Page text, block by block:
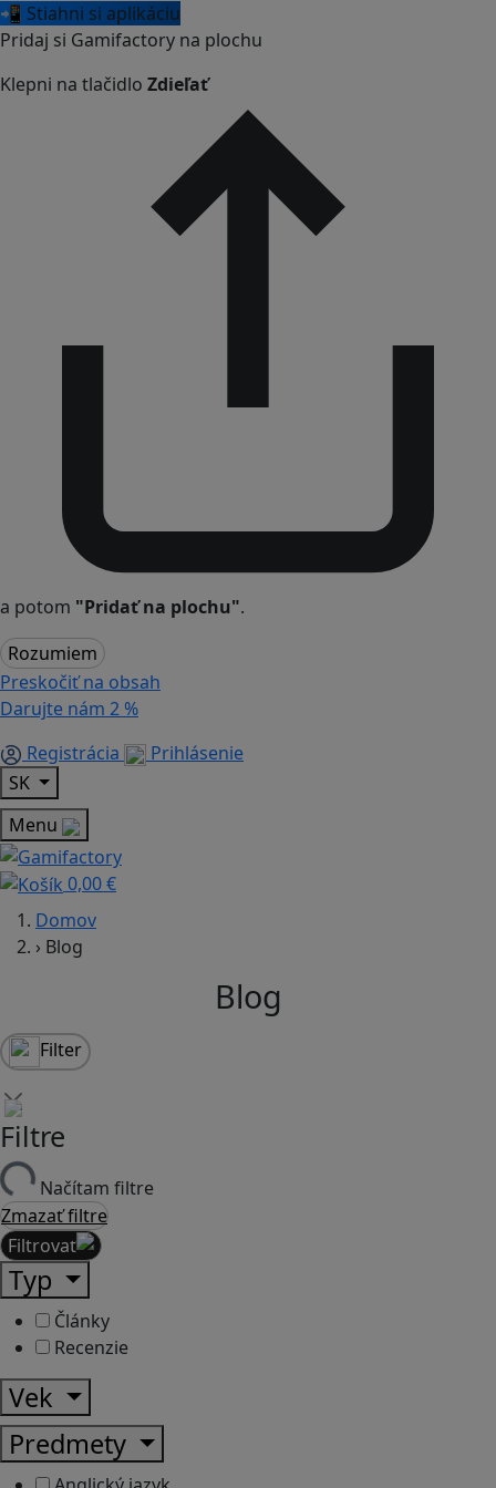
📲 Stiahni si aplikáciu
Pridaj si Gamifactory na plochu
Klepni na tlačidlo Zdieľať
a potom "Pridať na plochu".
Rozumiem
Preskočiť na obsah
Darujte nám 2 %
Registrácia
Prihlásenie
SK
Menu
0,00 €
Domov
› Blog
Blog
Filter
Filtre
Načítam filtre
Zmazať filtre
Filtrovať
Typ
Články
Recenzie
Vek
Predmety